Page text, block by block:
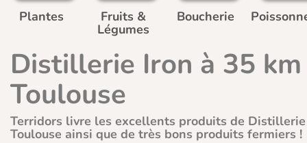
Plantes Fruits &
Légumes
Boucherie
Distillerie Iron à 35
Toulouse
Terridors livre les excellents produits de
Toulouse ainsi que de très bons produits fermiers !